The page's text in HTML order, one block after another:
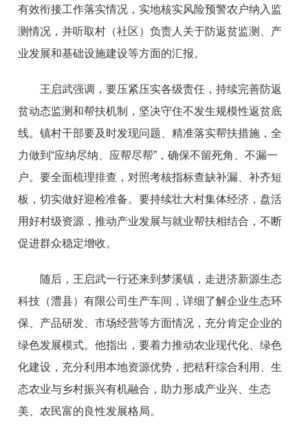
有效衔接工作落实情况，实地核实风险预警农户纳入监
测情况，并听取村（社区）负责人关于防返贫监测、产
业发展和基础设施建设等方面的汇报。
王启武强调，要压紧压实各级责任，持续完善防返
贫动态监测和帮扶机制，坚决守住不发生规模性返贫底
线。镇村干部要及时发现问题、精准落实帮扶措施，全
力做到“应纳尽纳、应帮尽帮”，确保不留死角、不漏一
户。要全面梳理排查，对照考核指标查缺补漏、补齐短
板，切实做好迎检准备。要持续壮大村集体经济，盘活
用好村级资源，推动产业发展与就业帮扶相结合，不断
促进群众稳定增收。
随后，王启武一行还来到梦溪镇，走进济新源生态
科技（澧县）有限公司生产车间，详细了解企业生态环
保、产品研发、市场经营等方面情况，充分肯定企业的
绿色发展模式。他指出，要着力推动农业现代化、绿色
化建设，充分利用本地资源优势，把秸秆综合利用、生
态农业与乡村振兴有机融合，助力形成产业兴、生态
美、农民富的良性发展格局。